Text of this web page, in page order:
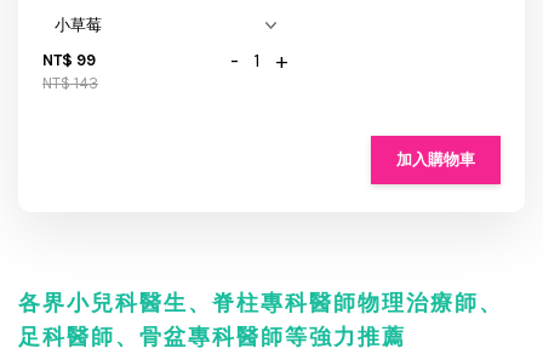
NT$ 99
NT$ 143
- +
加入購物車
各界小兒科醫生、脊柱專科醫師物理治療師、
足科醫師、骨盆專科醫師等強力推薦